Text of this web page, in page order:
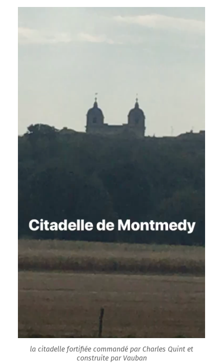
la citadelle fortifiée commandé par Charles Quint et
construite par Vauban